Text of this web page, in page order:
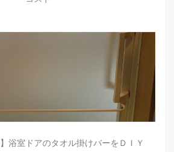
浴室ドアのタオル掛けバーをＤＩＹ